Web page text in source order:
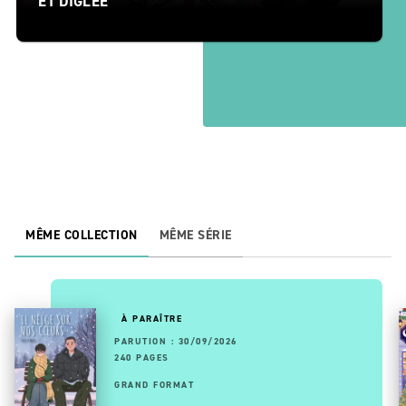
MÊME COLLECTION MÊME SÉRIE
À PARAÎTRE
PARUTION : 30/09/2026
240 PAGES
GRAND FORMAT